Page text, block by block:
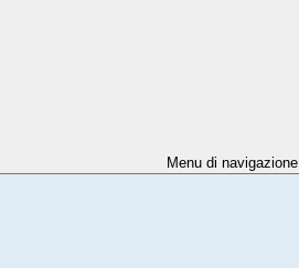
Menu di navigazione